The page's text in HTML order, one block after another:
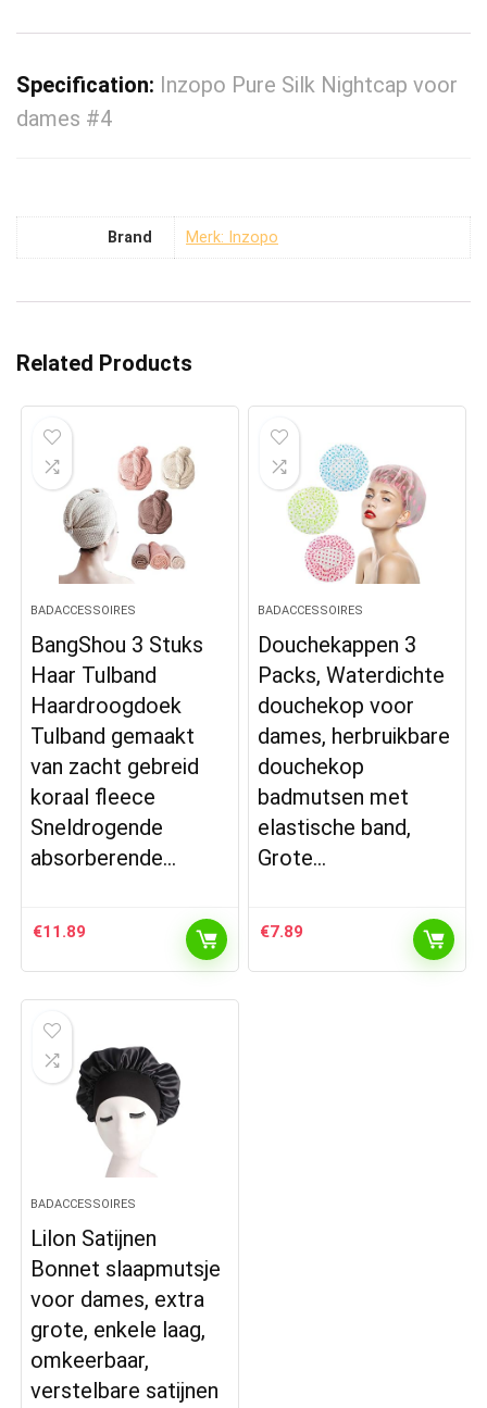
Specification: Inzopo Pure Silk Nightcap voor
dames #4
Brand Merk: Inzopo
Related Products
BADACCESSOIRES
BangShou 3 Stuks
Haar Tulband
Haardroogdoek
Tulband gemaakt
van zacht gebreid
koraal fleece
Sneldrogende
absorberende…
€11.89
BADACCESSOIRES
Douchekappen 3
Packs, Waterdichte
douchekop voor
dames, herbruikbare
douchekop
badmutsen met
elastische band,
Grote…
€7.89
BADACCESSOIRES
Lilon Satijnen
Bonnet slaapmutsje
voor dames, extra
grote, enkele laag,
omkeerbaar,
verstelbare satijnen